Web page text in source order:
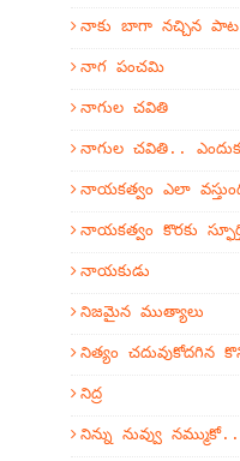
నాకు బాగా నచ్చిన
నాగ పంచమి
నాగుల చవితి
నాగుల చవితి..
నాయకత్వం ఎలా
నాయకత్వం కొరకు
నాయకుడు
నిజమైన ముత్యాలు
నిత్యం చదువుకోదగిన
నిద్ర
నిన్ను నువ్వు